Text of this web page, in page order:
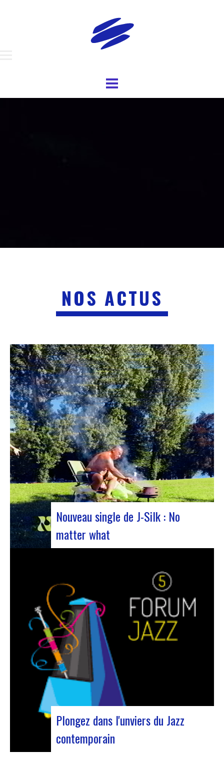
NOS ACTUS
Nouveau single de J-Silk : No
matter what
groupe a récemment dévoilé son dernier chef-
d’œuvre en collaboration avec leur ami Cheeko,
apportant une touche contemporaine à la scène
Nu Soul. Ce nouveau morceau, sorti la semaine
dernière, est une fusion de R&B et…
Plongez dans l'unviers du Jazz
contemporain